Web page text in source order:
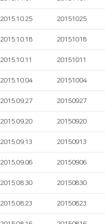
2015.10.25 20151025
2015.10.18 20151018
2015.10.11 20151011
2015.10.04 20151004
2015.09.27 20150927
2015.09.20 20150920
2015.09.13 20150913
2015.09.06 20150906
2015.08.30 20150830
2015.08.23 20150823